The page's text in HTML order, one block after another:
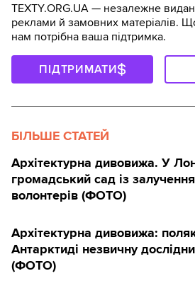
TEXTY.ORG.UA — незалежне
реклами й замовних матеріалів.
нам потрібна ваша підтримка.
ПІДТРИМАТИ
БІЛЬШЕ СТАТЕЙ
Архітектурна дивовижа. У
громадський сад із
волонтерів (ФОТО)
Архітектурна дивовижа:
Антарктиді незвичну
(ФОТО)